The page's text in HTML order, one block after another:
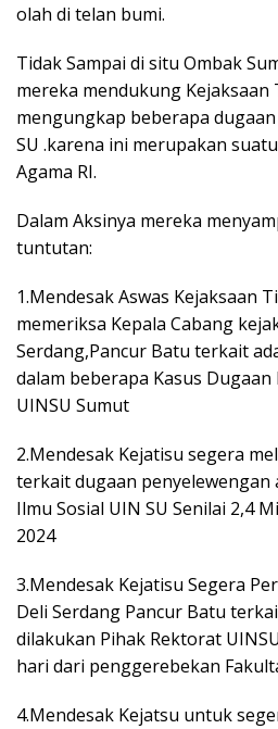
olah di telan bumi.
Tidak Sampai di situ Ombak
mereka mendukung
mengungkap beberapa
SU .karena ini merupakan
Agama RI.
Dalam Aksinya mereka
tuntutan:
1.Mendesak Aswas Kejaksaan
memeriksa Kepala Cabang
Serdang,Pancur Batu terkait
dalam beberapa Kasus
UINSU Sumut
2.Mendesak Kejatisu segera
terkait dugaan
Ilmu Sosial UIN SU Senilai 2,4
2024
3.Mendesak Kejatisu Segera
Deli Serdang Pancur Batu
dilakukan Pihak Rektorat
hari dari penggerebekan
4.Mendesak Kejatsu untuk